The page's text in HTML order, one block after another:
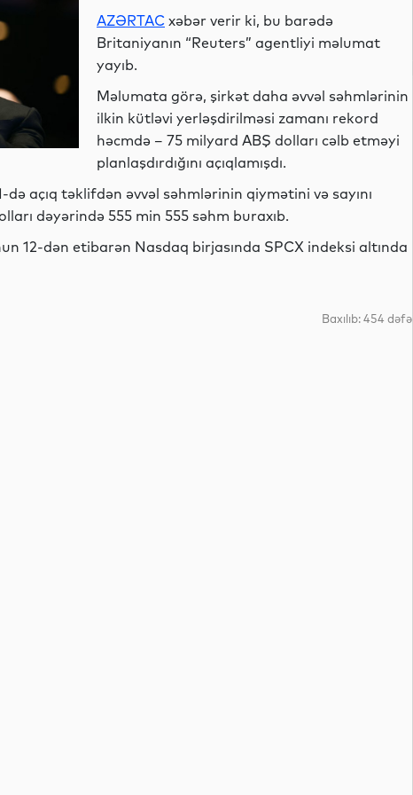
AZƏRTAC xəbər verir ki, bu barədə
Britaniyanın “Reuters” agentliyi məlumat
yayıb.
Məlumata görə, şirkət daha əvvəl səhmlərinin
ilkin kütləvi yerləşdirilməsi zamanı rekord
həcmdə – 75 milyard ABŞ dolları cəlb etməyi
planlaşdırdığını açıqlamışdı.
açıq təklifdən əvvəl səhmlərinin qiymətini və sayını
dəyərində 555 min 555 səhm buraxıb.
12-dən etibarən Nasdaq birjasında SPCX indeksi altında
Baxılıb: 454 dəfə